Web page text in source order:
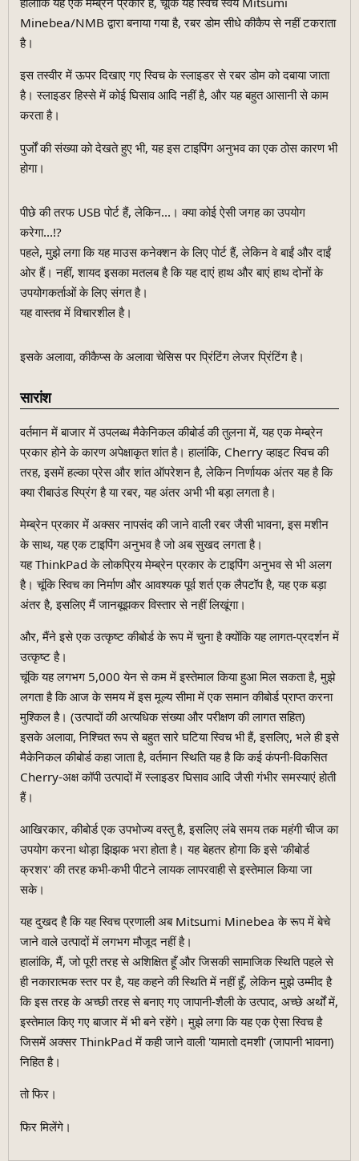
Minebea/NMB द्वारा बनाया गया है, रबर डोम सीधे कीकैप से नहीं टकराता
है।
इस तस्वीर में ऊपर दिखाए गए स्विच के स्लाइडर से रबर डोम को दबाया जाता
है। स्लाइडर हिस्से में कोई घिसाव आदि नहीं है, और यह बहुत आसानी से काम
करता है।
पुर्जों की संख्या को देखते हुए भी, यह इस टाइपिंग अनुभव का एक ठोस कारण भी
होगा।
पीछे की तरफ USB पोर्ट हैं, लेकिन...। क्या कोई ऐसी जगह का उपयोग
करेगा...!?
पहले, मुझे लगा कि यह माउस कनेक्शन के लिए पोर्ट हैं, लेकिन वे बाईं और दाईं
ओर हैं। नहीं, शायद इसका मतलब है कि यह दाएं हाथ और बाएं हाथ दोनों के
उपयोगकर्ताओं के लिए संगत है।
यह वास्तव में विचारशील है।
इसके अलावा, कीकैप्स के अलावा चेसिस पर प्रिंटिंग लेजर प्रिंटिंग है।
सारांश
वर्तमान में बाजार में उपलब्ध मैकेनिकल कीबोर्ड की तुलना में, यह एक मेम्ब्रेन
प्रकार होने के कारण अपेक्षाकृत शांत है। हालांकि, Cherry व्हाइट स्विच की
तरह, इसमें हल्का प्रेस और शांत ऑपरेशन है, लेकिन निर्णायक अंतर यह है कि
क्या रीबाउंड स्प्रिंग है या रबर, यह अंतर अभी भी बड़ा लगता है।
मेम्ब्रेन प्रकार में अक्सर नापसंद की जाने वाली रबर जैसी भावना, इस मशीन
के साथ, यह एक टाइपिंग अनुभव है जो अब सुखद लगता है।
यह ThinkPad के लोकप्रिय मेम्ब्रेन प्रकार के टाइपिंग अनुभव से भी अलग
है। चूंकि स्विच का निर्माण और आवश्यक पूर्व शर्त एक लैपटॉप है, यह एक बड़ा
अंतर है, इसलिए मैं जानबूझकर विस्तार से नहीं लिखूंगा।
और, मैंने इसे एक उत्कृष्ट कीबोर्ड के रूप में चुना है क्योंकि यह लागत-प्रदर्शन में
उत्कृष्ट है।
चूंकि यह लगभग 5,000 येन से कम में इस्तेमाल किया हुआ मिल सकता है, मुझे
लगता है कि आज के समय में इस मूल्य सीमा में एक समान कीबोर्ड प्राप्त करना
मुश्किल है। (उत्पादों की अत्यधिक संख्या और परीक्षण की लागत सहित)
इसके अलावा, निश्चित रूप से बहुत सारे घटिया स्विच भी हैं, इसलिए, भले ही इसे
मैकेनिकल कीबोर्ड कहा जाता है, वर्तमान स्थिति यह है कि कई कंपनी-विकसित
Cherry-अक्ष कॉपी उत्पादों में स्लाइडर घिसाव आदि जैसी गंभीर समस्याएं होती
हैं।
आखिरकार, कीबोर्ड एक उपभोज्य वस्तु है, इसलिए लंबे समय तक महंगी चीज का
उपयोग करना थोड़ा झिझक भरा होता है। यह बेहतर होगा कि इसे 'कीबोर्ड
क्रशर' की तरह कभी-कभी पीटने लायक लापरवाही से इस्तेमाल किया जा
सके।
यह दुखद है कि यह स्विच प्रणाली अब Mitsumi Minebea के रूप में बेचे
जाने वाले उत्पादों में लगभग मौजूद नहीं है।
हालांकि, मैं, जो पूरी तरह से अशिक्षित हूँ और जिसकी सामाजिक स्थिति पहले से
ही नकारात्मक स्तर पर है, यह कहने की स्थिति में नहीं हूँ, लेकिन मुझे उम्मीद है
कि इस तरह के अच्छी तरह से बनाए गए जापानी-शैली के उत्पाद, अच्छे अर्थों में,
इस्तेमाल किए गए बाजार में भी बने रहेंगे। मुझे लगा कि यह एक ऐसा स्विच है
जिसमें अक्सर ThinkPad में कही जाने वाली 'यामातो दमशी' (जापानी भावना)
निहित है।
तो फिर।
फिर मिलेंगे।